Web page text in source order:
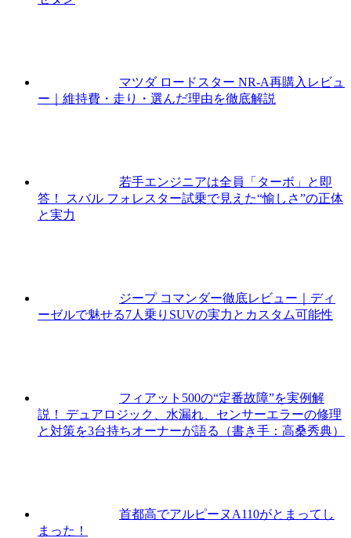
マツダ ロードスター NR-A再購入レビュ
ー｜維持費・走り・選んだ理由を徹底解説
若手エンジニアは全員「ターボ」と即
答！ スバル フォレスター試乗で見えた“愉しさ”の正体
と実力
ジープ コマンダー徹底レビュー｜ディ
ーゼルで魅せる7人乗りSUVの実力とカスタム可能性
フィアット500の“定番故障”を実例解
説！ デュアロジック、水漏れ、センサーエラーの修理
と対策を3台持ちオーナーが語る（書き手：高桑秀典）
首都高でアルピーヌA110がとまってし
まった！